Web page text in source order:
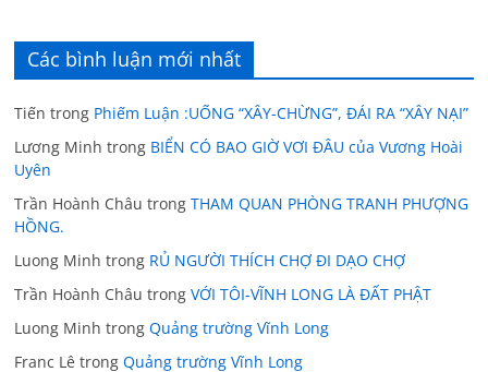
Các bình luận mới nhất
Tiến trong Phiếm Luận :UỐNG “XÂY-CHỪNG”, ĐÁI RA “XÂY NẠI”
Lương Minh trong BIỂN CÓ BAO GIỜ VƠI ĐÂU của Vương Hoài
Uyên
Trần Hoành Châu trongTHAM QUAN PHÒNG TRANH PHƯỢNG
HỒNG.
Luong Minh trong RỦ NGƯỜI THÍCH CHỢ ĐI DẠO CHỢ
Trần Hoành Châu trongVỚI TÔI-VĨNH LONG LÀ ĐẤT PHẬT
Luong Minh trongQuảng trường Vĩnh Long
Franc Lê trongQuảng trường Vĩnh Long